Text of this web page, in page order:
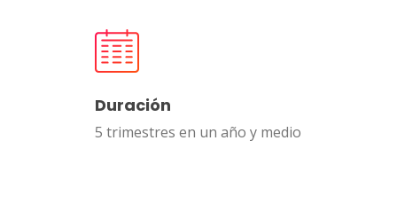
Duración
5 trimestres en un año y medio